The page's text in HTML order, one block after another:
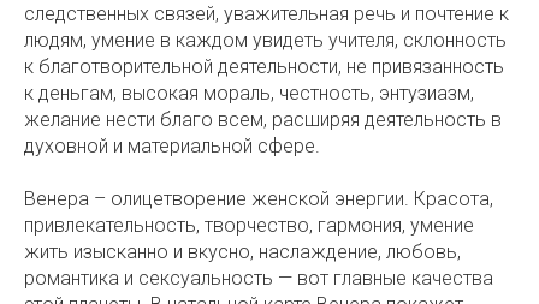
следственных связей, уважительная речь и почтение к
людям, умение в каждом увидеть учителя, склонность
к благотворительной деятельности, не привязанность
к деньгам, высокая мораль, честность, энтузиазм,
желание нести благо всем, расширяя деятельность в
духовной и материальной сфере.
Венера – олицетворение женской энергии. Красота,
привлекательность, творчество, гармония, умение
жить изысканно и вкусно, наслаждение, любовь,
романтика и сексуальность — вот главные качества